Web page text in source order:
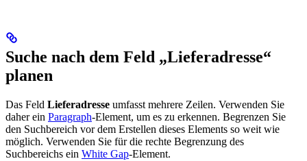
Suche nach dem Feld „Lieferadresse“
planen
Das Feld Lieferadresse umfasst mehrere Zeilen. Verwenden Sie
daher ein Paragraph-Element, um es zu erkennen. Begrenzen Sie
den Suchbereich vor dem Erstellen dieses Elements so weit wie
möglich. Verwenden Sie für die rechte Begrenzung des
Suchbereichs ein White Gap-Element.